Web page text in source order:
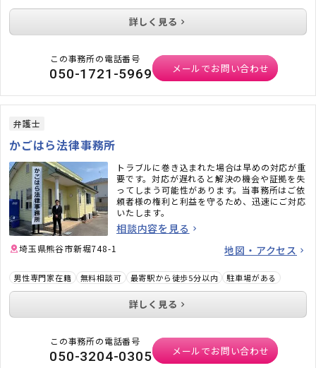
詳しく見る
この事務所の電話番号
050-1721-5969 メールでお問い合わせ
弁護士
かごはら法律事務所
トラブルに巻き込まれた場合は早めの対応が重
要です。対応が遅れると解決の機会や証拠を失
ってしまう可能性があります。当事務所はご依
頼者様の権利と利益を守るため、迅速にご対応
いたします。
相談内容を見る
埼玉県熊谷市新堀748-1 地図・アクセス
男性専門家在籍 無料相談可 最寄駅から徒歩5分以内 駐車場がある
詳しく見る
この事務所の電話番号
050-3204-0305 メールでお問い合わせ